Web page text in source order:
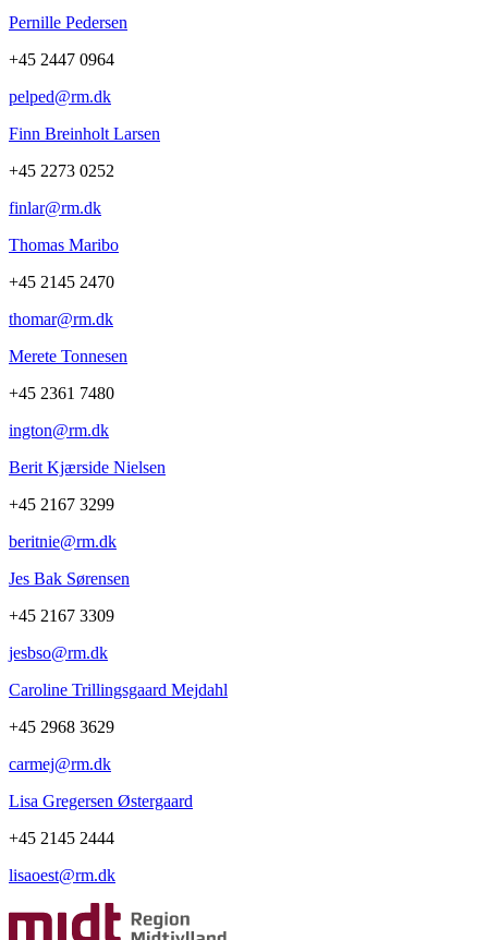
Pernille Pedersen
+45 2447 0964
pelped@rm.dk
Finn Breinholt Larsen
+45 2273 0252
finlar@rm.dk
Thomas Maribo
+45 2145 2470
thomar@rm.dk
Merete Tonnesen
+45 2361 7480
ington@rm.dk
Berit Kjærside Nielsen
+45 2167 3299
beritnie@rm.dk
Jes Bak Sørensen
+45 2167 3309
jesbso@rm.dk
Caroline Trillingsgaard Mejdahl
+45 2968 3629
carmej@rm.dk
Lisa Gregersen Østergaard
+45 2145 2444
lisaoest@rm.dk